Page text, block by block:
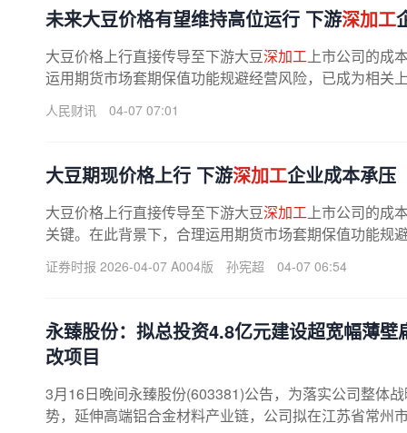
未来大豆价格有望维持高位运行 下游深加工
大豆价格上行直接传导至下游大豆深加工上市公司的成
运用期货市场套期保值功能规避经营风险，已成为相关
人民财讯 04-07 07:01
大豆期现价格上行 下游深加工企业成本承压
大豆价格上行直接传导至下游大豆深加工上市公司的成
关键。在此背景下，合理运用期货市场套期保值功能规
格波动的重要选择。大豆价格反季节...
证券时报 2026-04-07 A004版 孙宪超 04-07 06:54
永臻股份：拟总投资4.8亿元建设超宽幅薄壁
改项目
3月16日晚间永臻股份(603381)公告，为落实公司整体
势，延伸高端铝合金材料产业链，公司拟在江苏省常州